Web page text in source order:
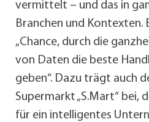
vermittelt – und das in
Branchen und Kontexten.
„Chance, durch die
von Daten die beste
geben“. Dazu trägt auch
Supermarkt „S.Mart“ bei,
für ein intelligentes